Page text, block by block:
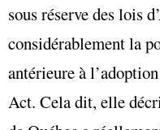
sous réserve des lois
considérablement la
antérieure à
Act. Cela dit, elle